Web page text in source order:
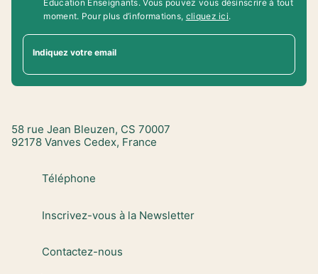
Education Enseignants. Vous pouvez vous désinscrire à tout
moment. Pour plus d’informations, cliquez ici.
Indiquez votre email
58 rue Jean Bleuzen, CS 70007
92178 Vanves Cedex, France
Téléphone
Inscrivez-vous à la Newsletter
Contactez-nous